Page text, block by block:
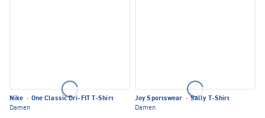
Nike · One Classic Dri-FIT T-Shirt
Damen
Joy Sportswear · Sally T-Shirt
Damen